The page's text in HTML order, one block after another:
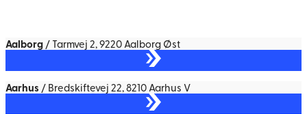
Aalborg/ Tarmvej 2, 9220 Aalborg Øst
Aarhus / Bredskiftevej 22, 8210 Aarhus V